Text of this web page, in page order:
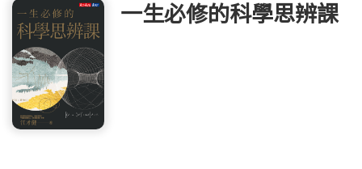
一生必修的科學思辨課